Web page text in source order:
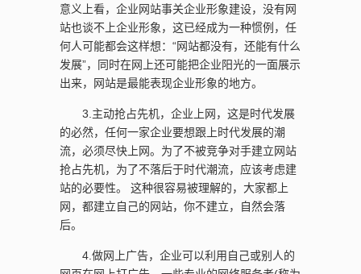
意义上看，企业网站事关企业形象建设，没有网
站也谈不上企业形象，这已经成为一种惯例，任
何人可能都会这样想：“网站都没有，还能有什么
发展”，同时在网上还可能把企业阳光的一面展示
出来，网站是最能表现企业形象的地方。
3.主动抢占先机，企业上网，这是时代发展
的必然，任何一家企业要想跟上时代发展的潮
流，必须尽快上网。为了不被竞争对手建立网站
抢占先机，为了不落后于时代潮流，应该考虑建
站的必要性。 这种很容易被理解的，大家都上
网，都建立自己的网站，你不建立，自然会落
后。
4.做网上广告，企业可以利用自己或别人的